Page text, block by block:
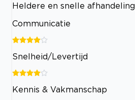
Heldere en snelle afhandeling
Communicatie
Snelheid/Levertijd
Kennis & Vakmanschap